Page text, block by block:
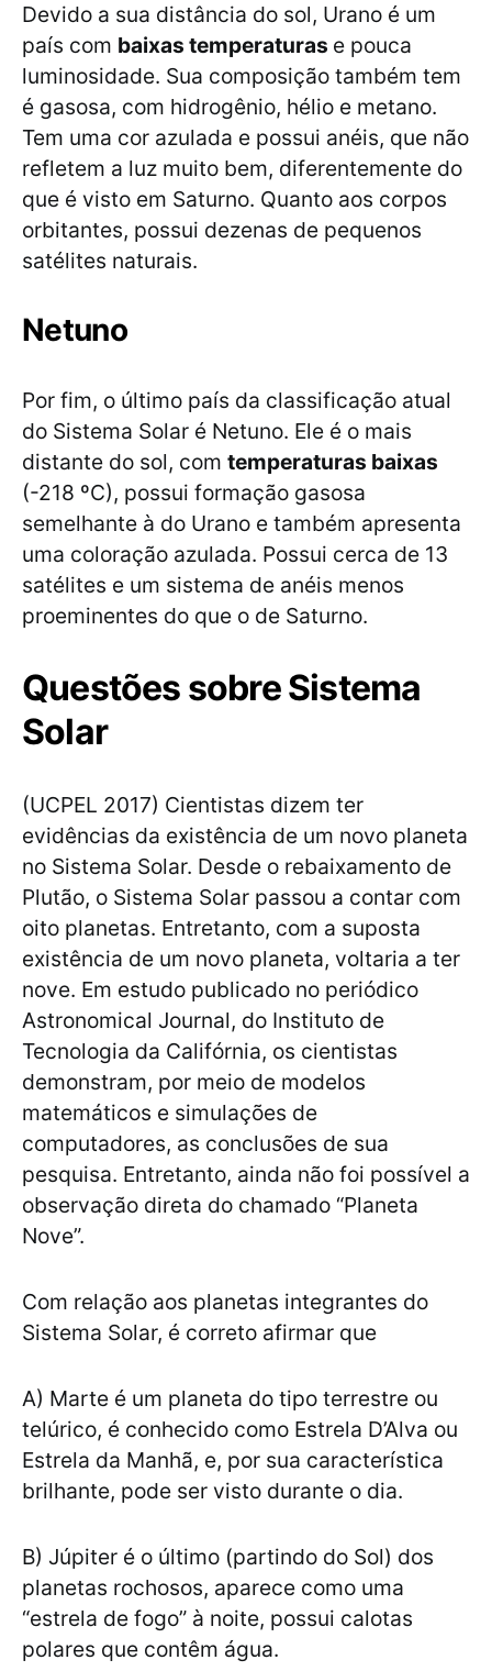
Devido a sua distância do sol, Urano é um
país com baixas temperaturas e pouca
luminosidade. Sua composição também tem
é gasosa, com hidrogênio, hélio e metano.
Tem uma cor azulada e possui anéis, que não
refletem a luz muito bem, diferentemente do
que é visto em Saturno. Quanto aos corpos
orbitantes, possui dezenas de pequenos
satélites naturais.
Netuno
Por fim, o último país da classificação atual
do Sistema Solar é Netuno. Ele é o mais
distante do sol, com temperaturas baixas
(-218 ºC), possui formação gasosa
semelhante à do Urano e também apresenta
uma coloração azulada. Possui cerca de 13
satélites e um sistema de anéis menos
proeminentes do que o de Saturno.
Questões sobre Sistema
Solar
(UCPEL 2017) Cientistas dizem ter
evidências da existência de um novo planeta
no Sistema Solar. Desde o rebaixamento de
Plutão, o Sistema Solar passou a contar com
oito planetas. Entretanto, com a suposta
existência de um novo planeta, voltaria a ter
nove. Em estudo publicado no periódico
Astronomical Journal, do Instituto de
Tecnologia da Califórnia, os cientistas
demonstram, por meio de modelos
matemáticos e simulações de
computadores, as conclusões de sua
pesquisa. Entretanto, ainda não foi possível a
observação direta do chamado “Planeta
Nove”.
Com relação aos planetas integrantes do
Sistema Solar, é correto afirmar que
A) Marte é um planeta do tipo terrestre ou
telúrico, é conhecido como Estrela D’Alva ou
Estrela da Manhã, e, por sua característica
brilhante, pode ser visto durante o dia.
B) Júpiter é o último (partindo do Sol) dos
planetas rochosos, aparece como uma
“estrela de fogo” à noite, possui calotas
polares que contêm água.